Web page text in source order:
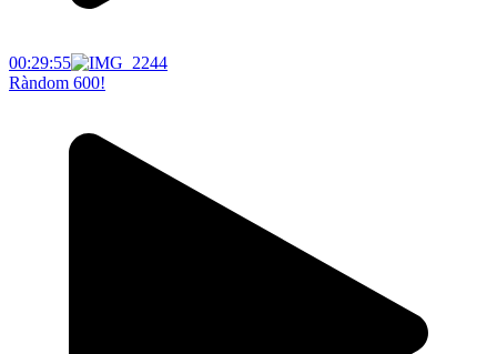
00:29:55
Ràndom 600!